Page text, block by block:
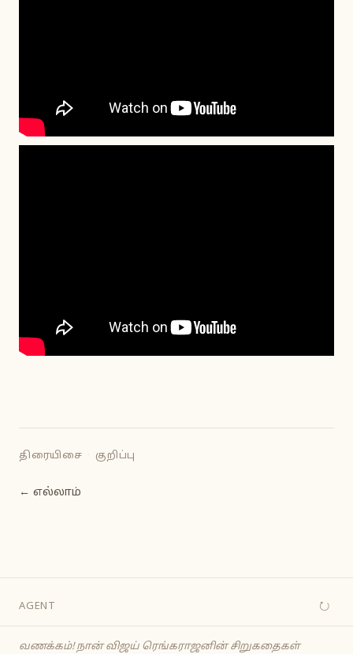
திரையிசை குறிப்பு
← எல்லாம்
AGENT ↻
வணக்கம்! நான் விஜய் ரெங்கராஜனின் சிறுகதைகள்